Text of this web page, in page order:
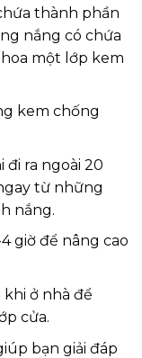
thành phần
nắng có chứa
một lớp kem
kem chống
ra ngoài 20
từ những
nắng.
giờ để nâng cao
ở nhà để
cửa.
bạn giải đáp